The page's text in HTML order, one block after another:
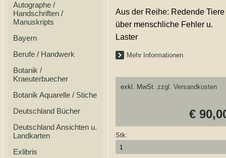
Autographe /
Handschriften /
Manuskripts
Bayern
Berufe / Handwerk
Botanik /
Kraeuterbuecher
Botanik Aquarelle / Stiche
Deutschland Bücher
Deutschland Ansichten u.
Landkarten
Exlibris
Aus der Reihe: Redende Tiere
über menschliche Fehler u.
Laster
Mehr Informationen
exkl. MwSt. zzgl. Versandkosten
€
Stk: